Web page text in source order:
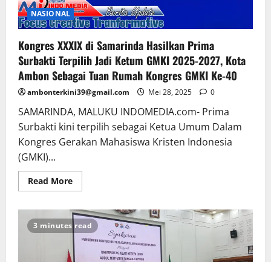
NASIONAL
Kongres XXXIX di Samarinda Hasilkan Prima
Surbakti Terpilih Jadi Ketum GMKI 2025-2027, Kota
Ambon Sebagai Tuan Rumah Kongres GMKI Ke-40
ambonterkini39@gmail.com Mei 28, 2025 0
SAMARINDA, MALUKU INDOMEDIA.com- Prima
Surbakti kini terpilih sebagai Ketua Umum Dalam
Kongres Gerakan Mahasiswa Kristen Indonesia
(GMKI)...
Read More
3 minutes read